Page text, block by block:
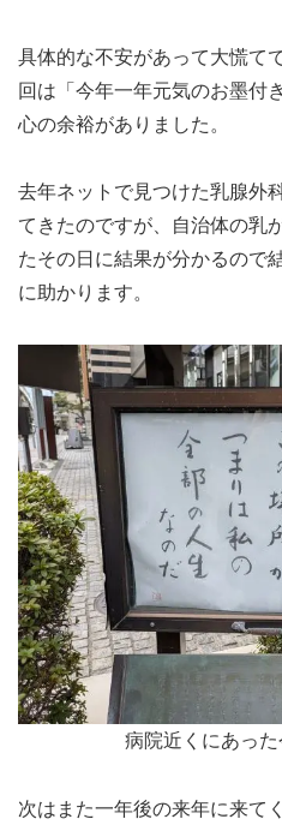
具体的な不安があって大慌て
回は「今年一年元気のお墨付
心の余裕がありました。
去年ネットで見つけた乳腺外
てきたのですが、自治体の乳
たその日に結果が分かるので
に助かります。
病院近くにあっ
次はまた一年後の来年に来て